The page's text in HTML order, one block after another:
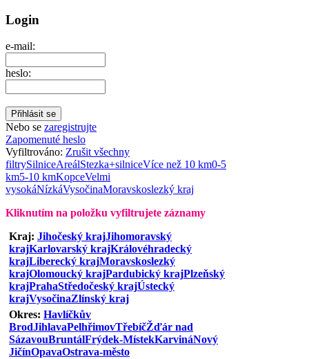
Login
e-mail:
heslo:
Nebo se zaregistrujte
Zapomenuté heslo
Vyfiltrováno: Zrušit všechny
filtrySilniceAreálStezka+silniceVíce než 10 km0-5
km5-10 kmKopceVelmi
vysokáNízkáVysočinaMoravskoslezký kraj
Kliknutím na položku vyfiltrujete záznamy
Kraj: Jihočeský krajJihomoravský
krajKarlovarský krajKrálovéhradecký
krajLiberecký krajMoravskoslezký
krajOlomoucký krajPardubický krajPlzeňský
krajPrahaStředočeský krajÚstecký
krajVysočinaZlínský kraj
Okres: Havlíčkův
BrodJihlavaPelhřimovTřebíčŽďár nad
SázavouBruntálFrýdek-MístekKarvináNový
JičínOpavaOstrava-město